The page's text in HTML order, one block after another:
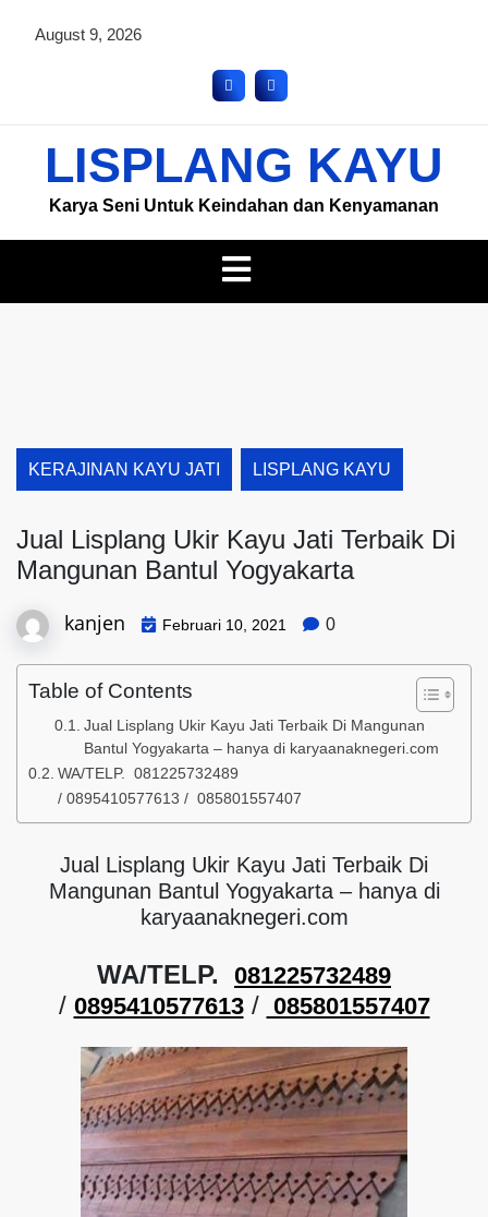
August 9, 2026
LISPLANG KAYU
Karya Seni Untuk Keindahan dan Kenyamanan
KERAJINAN KAYU JATI LISPLANG KAYU
Jual Lisplang Ukir Kayu Jati Terbaik Di
Mangunan Bantul Yogyakarta
kanjen Februari 10, 2021 0
Table of Contents
Jual Lisplang Ukir Kayu Jati Terbaik Di Mangunan
Bantul Yogyakarta – hanya di karyaanaknegeri.com
WA/TELP. 081225732489
/ 0895410577613 / 085801557407
Jual Lisplang Ukir Kayu Jati Terbaik Di
Mangunan Bantul Yogyakarta – hanya di
karyaanaknegeri.com
WA/TELP. 081225732489
/ 0895410577613/ 085801557407